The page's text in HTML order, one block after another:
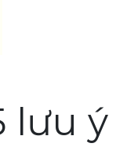
lưu ý